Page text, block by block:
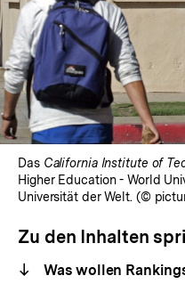
Das California Institute of
Higher Education - World
Universität der Welt. (©
Zu den Inhalten
Was wollen